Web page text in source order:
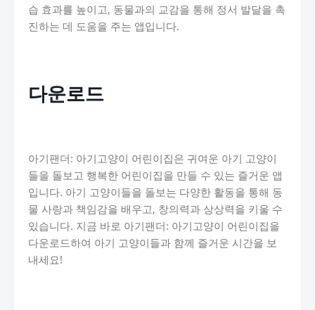
습 효과를 높이고, 동물과의 교감을 통해 정서 발달을 촉
진하는 데 도움을 주는 앱입니다.
다운로드
아기팬더: 아기고양이 어린이집은 귀여운 아기 고양이
들을 돌보고 행복한 어린이집을 만들 수 있는 즐거운 앱
입니다. 아기 고양이들을 돌보는 다양한 활동을 통해 동
물 사랑과 책임감을 배우고, 창의력과 상상력을 키울 수
있습니다. 지금 바로 아기팬더: 아기고양이 어린이집을
다운로드하여 아기 고양이들과 함께 즐거운 시간을 보
내세요!